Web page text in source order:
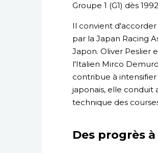
Groupe 1 (G1) dès
Il convient
par la Japan Racing
Japon. Oliver Peslier
l'Italien Mirco
contribue à
japonais, elle conduit
technique des
Des progrès